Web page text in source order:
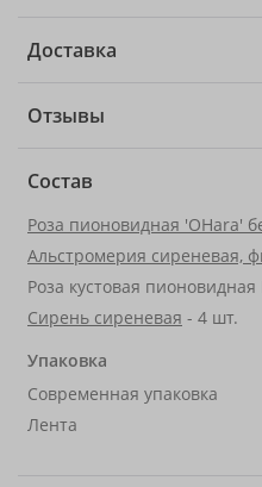
Доставка
Отзывы
Состав
Роза пионовидная 'OHara'
Альстромерия сиреневая,
Роза кустовая
Сирень сиреневая - 4 шт.
Упаковка
Современная упаковка
Лента